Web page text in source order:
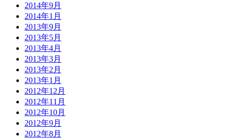
2014年9月
2014年1月
2013年9月
2013年5月
2013年4月
2013年3月
2013年2月
2013年1月
2012年12月
2012年11月
2012年10月
2012年9月
2012年8月